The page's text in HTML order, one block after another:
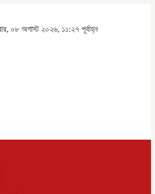
০৮ অগাস্ট ২০২৬, ১১:২৭ পূর্বাহ্ন